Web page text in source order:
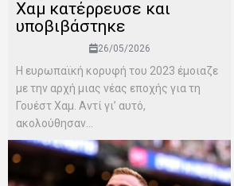
Χαμ κατέρρευσε και
υποβιβάστηκε
26/05/2026
Η ευρωπαϊκή κορυφή του 2023 έμοιαζε
με την αρχή μιας νέας εποχής για τη
Γουέστ Χαμ. Αντί γι’ αυτό,
ακολούθησαν...